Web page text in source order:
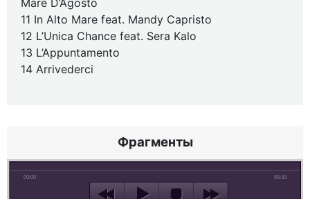
Mare D’Agosto
11 In Alto Mare feat. Mandy Capristo
12 L’Unica Chance feat. Sera Kalo
13 L’Appuntamento
14 Arrivederci
Фрагменты
00:00 00:30